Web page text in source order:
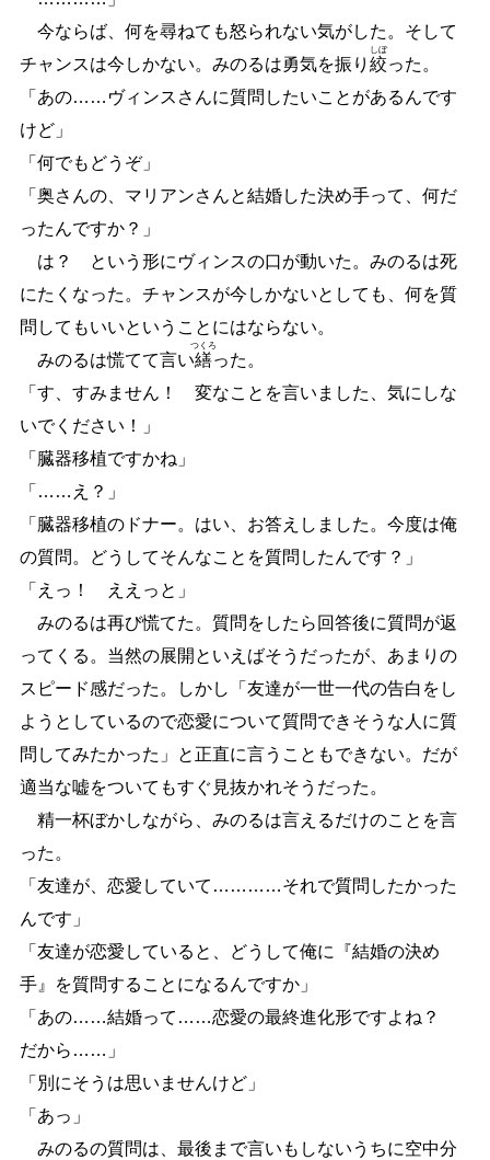
今ならば、何を尋ねても怒られない気がした。そして
チャンスは今しかない。みのるは勇気を振り 絞
しぼ
った。
「あの… … ヴィンスさんに質問したいことがあるんです
けど」
「何でもどうぞ」
「奥さんの、マリアンさんと結婚した決め手って、何だ
ったんですか？」
は？ という形にヴィンスの口が動いた。みのるは死
にたくなった。チャンスが今しかないとしても、何を質
問してもいいということにはならない。
みのるは慌てて言い繕
つくろ
った。
「す、すみません！ 変なことを言いました、気にしな
いでください！」
「臓器移植ですかね」
「 … … え？」
「臓器移植のドナー。はい、お答えしました。今度は俺
の質問。どうしてそんなことを質問したんです？」
「えっ！ ええっと」
みのるは再び慌てた。質問をしたら回答後に質問が返
ってくる。当然の展開といえばそうだったが、あまりの
スピード感だった。しかし「友達が一世一代の告白をし
ようとしているので恋愛について質問できそうな人に質
問してみたかった」と正直に言うこともできない。だが
適当な嘘をついてもすぐ見抜かれそうだった。
精一杯ぼかしながら、みのるは言えるだけのことを言
った。
「友達が、恋愛していて … … … …それで質問したかった
んです」
「友達が恋愛していると、どうして俺に『結婚の決め
手』を質問することになるんですか」
「あの… …結婚って … …恋愛の最終進化形ですよね？
だから … … 」
「別にそうは思いませんけど」
「あっ」
みのるの質問は、最後まで言いもしないうちに空中分